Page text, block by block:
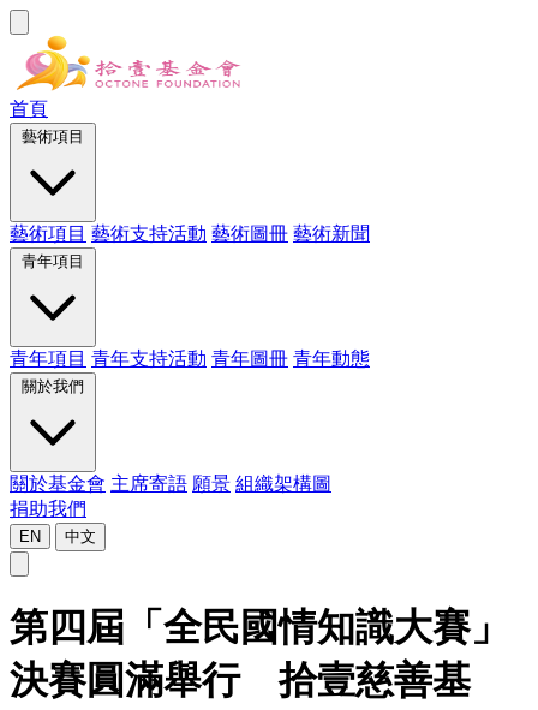
首頁
藝術項目 藝術支持活動 藝術圖冊 藝術新聞
青年項目 青年支持活動 青年圖冊 青年動態
關於基金會 主席寄語 願景 組織架構圖
捐助我們
EN 中文
第四屆「全民國情知識大賽」
決賽圓滿舉行 拾壹慈善基